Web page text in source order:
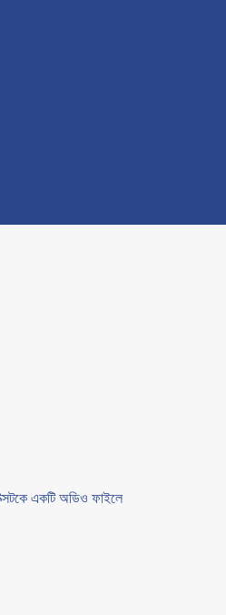
একটি অডিও ফাইলে